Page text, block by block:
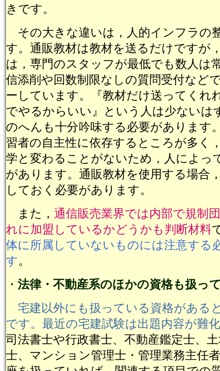
きです。
その大きな違いは，人的インフラの
す。通販教材は教材を送るだけですが
は，専門のスタッフが最低でも数人は
信添削や回数制限なしの質問受付など
ーしています。『教材だけ送ってくれ
でやるからいい』という人は少ないは
のへんも十分吟味する必要があります
習者の自主性に依存するところが多く
学と変わることがないため，人によっ
があります。通販教材を使用する場合
しておく必要があります。
また， 通信販売業界では内部で規制
れに加盟しているかどうかも判断材料
体に所属していないものには注意する
す。
・ 法律・不動産系のほかの資格も扱っ
宅建以外にも扱っている資格がある
です。最近の宅建試験は出題内容が難
司法書士や行政書士、不動産鑑定士、
士、マンション管理士・管理業務主任